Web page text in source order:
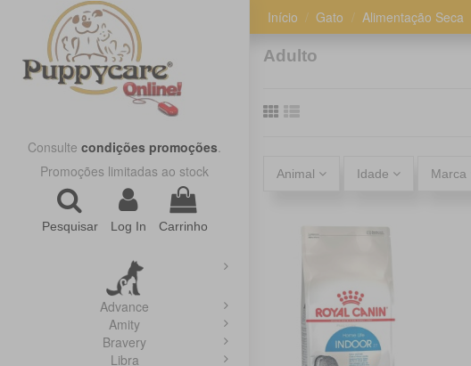
Consulte condições promoções.
Promoções limitadas ao stock
Pesquisar Log In Carrinho
Advance
Amity
Bravery
Libra
Início Gato Alimentação Seca
Adulto
Animal Idade Marca